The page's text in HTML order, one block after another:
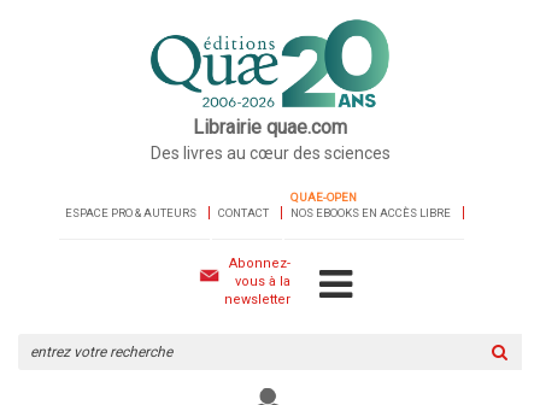
Librairie quae.com
Des livres au cœur des sciences
ESPACE PRO & AUTEURS CONTACT
QUAE-OPEN
NOS EBOOKS EN ACCÈS LIBRE
Abonnez-
vous à la
newsletter
le